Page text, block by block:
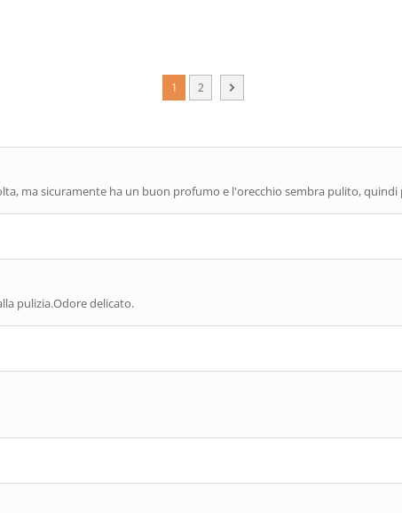
1 2
ma sicuramente ha un buon profumo e l'orecchio sembra pulito, quindi
pulizia.Odore delicato.